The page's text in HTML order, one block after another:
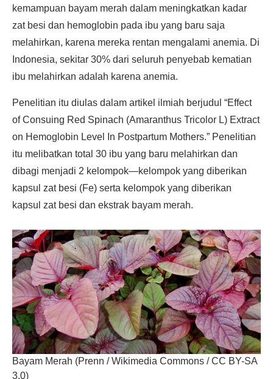
kemampuan bayam merah dalam meningkatkan kadar
zat besi dan hemoglobin pada ibu yang baru saja
melahirkan, karena mereka rentan mengalami anemia. Di
Indonesia, sekitar 30% dari seluruh penyebab kematian
ibu melahirkan adalah karena anemia.
Penelitian itu diulas dalam artikel ilmiah berjudul “Effect
of Consuing Red Spinach (Amaranthus Tricolor L) Extract
on Hemoglobin Level In Postpartum Mothers.” Penelitian
itu melibatkan total 30 ibu yang baru melahirkan dan
dibagi menjadi 2 kelompok—kelompok yang diberikan
kapsul zat besi (Fe) serta kelompok yang diberikan
kapsul zat besi dan ekstrak bayam merah.
Bayam Merah (Prenn / Wikimedia Commons / CC BY-SA
3.0)